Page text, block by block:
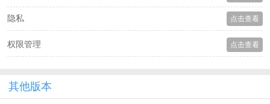
隐私 点击查看
权限管理 点击查看
其他版本